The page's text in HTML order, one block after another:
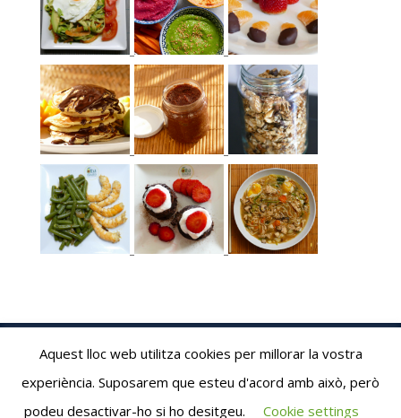
Albaribalta.com © 2020
Aquest lloc web utilitza cookies per millorar la vostra
experiència. Suposarem que esteu d'acord amb això, però
podeu desactivar-ho si ho desitgeu.
Cookie settings